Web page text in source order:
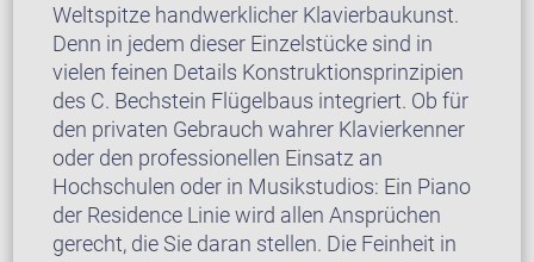
Weltspitze handwerklicher Klavierbaukunst.
Denn in jedem dieser Einzelstücke sind in
vielen feinen Details Konstruktionsprinzipien
des C. Bechstein Flügelbaus integriert. Ob für
den privaten Gebrauch wahrer Klavierkenner
oder den professionellen Einsatz an
Hochschulen oder in Musikstudios: Ein Piano
der Residence Linie wird allen Ansprüchen
gerecht, die Sie daran stellen. Die Feinheit in